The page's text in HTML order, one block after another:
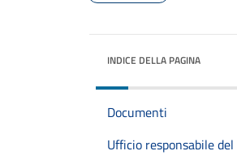
INDICE DELLA PAGINA
Documenti
Ufficio responsabile del